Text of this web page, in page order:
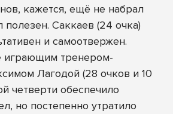
кажется, ещё не набрал
Саккаев (24 очка)
и самоотвержен.
играющим тренером-
Лагодой (28 очков и 10
четверти обеспечило
но постепенно утратило